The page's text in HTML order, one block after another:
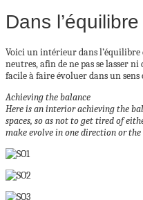
Dans l’équilibre
Voici un intérieur dans l’équilibre
neutres, afin de ne pas se lasser
facile à faire évoluer dans un sens
Achieving the balance
Here is an interior achieving the
spaces, so as not to get tired of
make evolve in one direction or